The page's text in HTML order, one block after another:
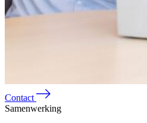
Contact
Samenwerking